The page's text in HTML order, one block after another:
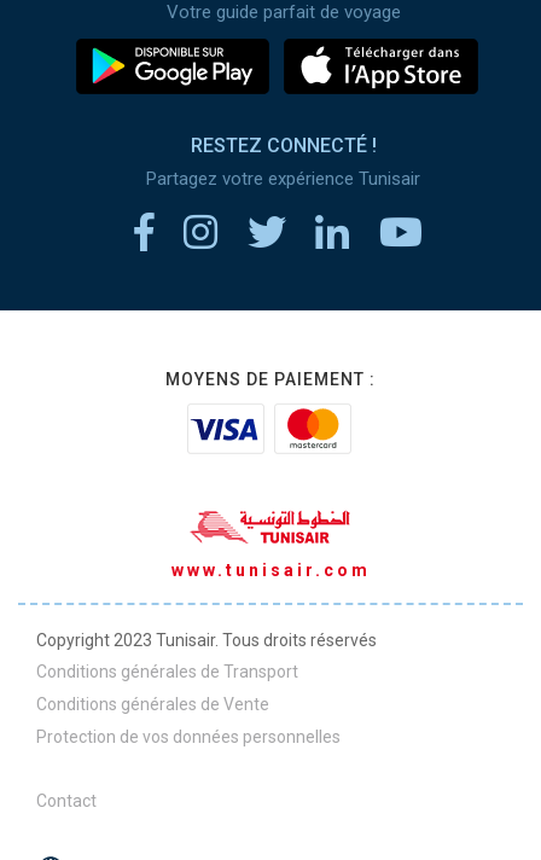
Votre guide parfait de voyage
RESTEZ CONNECTÉ !
Partagez votre expérience Tunisair
MOYENS DE PAIEMENT :
www.tunisair.com
Copyright 2023 Tunisair. Tous droits réservés
Conditions générales de Transport
Conditions générales de Vente
Protection de vos données personnelles
Contact